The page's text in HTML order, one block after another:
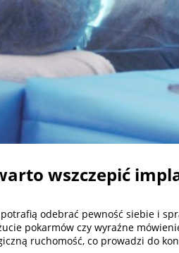
wszczepić
odebrać pewność siebie i
pokarmów czy wyraźne
ruchomość, co prowadzi do